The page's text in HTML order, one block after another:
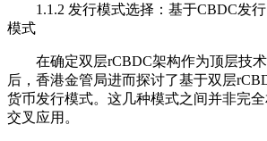
1.1.2 发行模式选择：基于CBDC发
模式
在确定双层rCBDC架构作为顶层技
后，香港金管局进而探讨了基于双层
货币发行模式。这几种模式之间并非完
交叉应用。